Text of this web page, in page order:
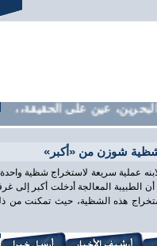
عين على الحقيقة،،
شوزن من «أكبر»
عملية سريعة لاستخراج شظية
المعالجة أدخلت أكبر إلى
هذه الشظية، حيث تمكنت من